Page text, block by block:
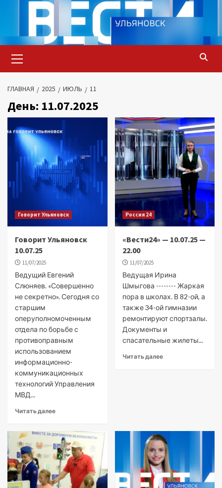
содержимому
меню
ГЛАВНАЯ 2025 ИЮЛЬ 11
День: 11.07.2025
Говорит Ульяновск
Говорит Ульяновск
10.07.25
11/07/2025
Ведущий Евгений
Слюняев. «Совершенно
не секретно». Сегодня со
старшим
оперуполномоченным
отдела по борьбе с
противоправным
использованием
информационно-
коммуникационных
технологий Управления
МВД...
Читать далее
Россия 24
«Вести24» — 10.07.25 —
22.00
11/07/2025
Ведущая Ирина
Шмыгова -------- Жаркая
пора в школах. В 82-ой, а
также 34-ой гимназии
ремонтируют спортзалы.
Документы и
спасательные жилеты...
Читать далее